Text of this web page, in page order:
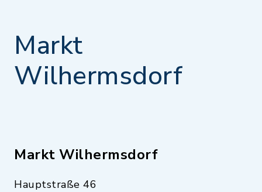
Markt
Wilhermsdorf
Markt Wilhermsdorf
Hauptstraße 46